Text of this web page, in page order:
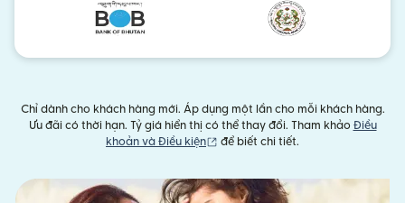
Chỉ dành cho khách hàng mới. Áp dụng một lần cho mỗi khách hàng.
Ưu đãi có thời hạn. Tỷ giá hiển thị có thể thay đổi. Tham khảo Điều
khoản và Điều kiện
(mở trong cửa sổ mới)
để biết chi tiết.